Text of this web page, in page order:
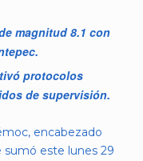
magnitud 8.1 con
protocolos
de supervisión.
encabezado
sumó este lunes 29